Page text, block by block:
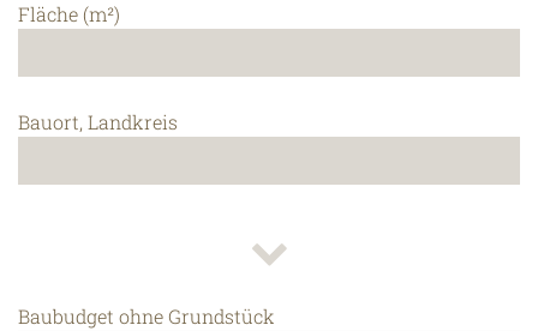
Fläche (m²)
Bauort, Landkreis
Baubudget ohne Grundstück